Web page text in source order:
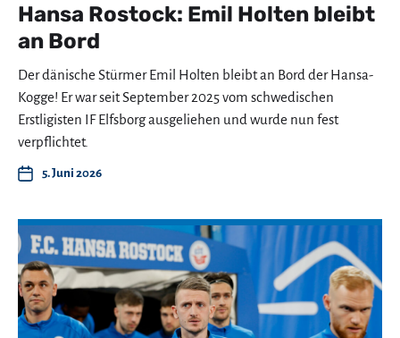
Hansa Rostock: Emil Holten bleibt
an Bord
Der dänische Stürmer Emil Holten bleibt an Bord der Hansa-
Kogge! Er war seit September 2025 vom schwedischen
Erstligisten IF Elfsborg ausgeliehen und wurde nun fest
verpflichtet.
5. Juni 2026